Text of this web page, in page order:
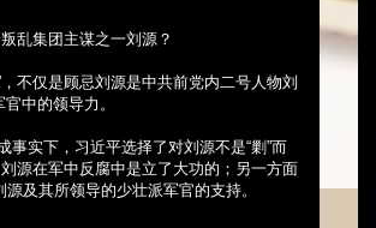
乱集团主谋之一刘源？
不仅是顾忌刘源是中共前党内二号人物刘
中的领导力。
事实下，习近平选择了对刘源不是“剿”而
源在军中反腐中是立了大功的；另一方面
及其所领导的少壮派军官的支持。